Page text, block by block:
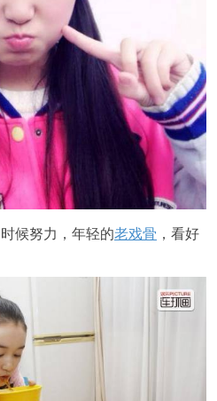
候努力，年轻的老戏骨 ，看好